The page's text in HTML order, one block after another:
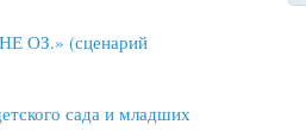
ОЗ.» (сценарий
сада и младших